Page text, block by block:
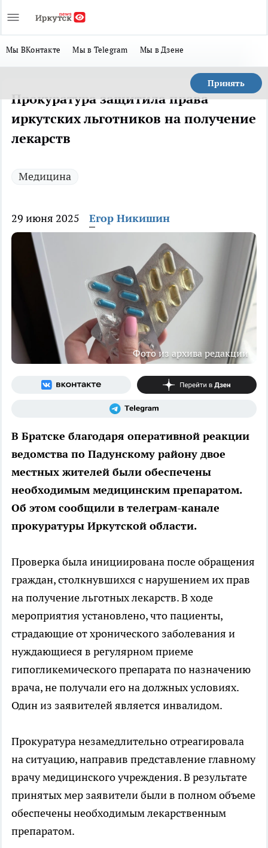
Мы ВКонтакте Мы в Telegram Мы в Дзене
Принять
Прокуратура защитила права
иркутских льготников на получение
лекарств
Медицина
29 июня 2025 Егор Никишин
Фото из архива редакции
В Братске благодаря оперативной реакции
ведомства по Падунскому району двое
местных жителей были обеспечены
необходимым медицинским препаратом.
Об этом сообщили в телеграм-канале
прокуратуры Иркутской области.
Проверка была инициирована после обращения
граждан, столкнувшихся с нарушением их прав
на получение льготных лекарств. В ходе
мероприятия установлено, что пациенты,
страдающие от хронического заболевания и
нуждающиеся в регулярном приеме
гипогликемического препарата по назначению
врача, не получали его на должных условиях.
Один из заявителей является инвалидом.
Прокуратура незамедлительно отреагировала
на ситуацию, направив представление главному
врачу медицинского учреждения. В результате
принятых мер заявители были в полном объеме
обеспечены необходимым лекарственным
препаратом.